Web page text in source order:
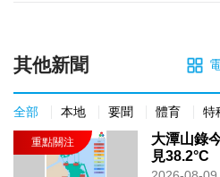
其他新聞
全部 本地 要聞 體育 特
大潭山錄
見38.2°C